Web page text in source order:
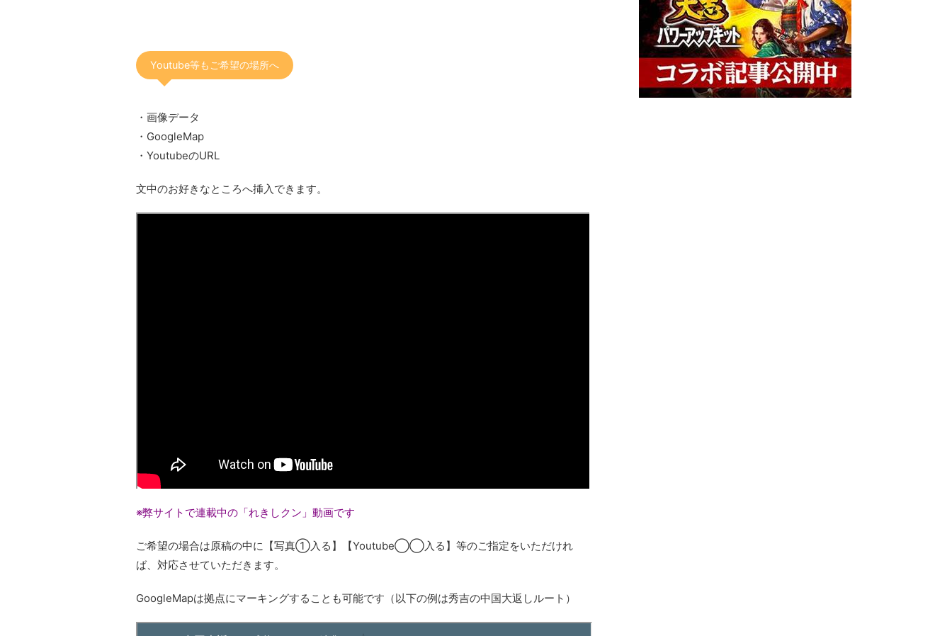
Youtube等もご希望の場所へ
・画像データ
・GoogleMap
・YoutubeのURL
文中のお好きなところへ挿入できます。
※弊サイトで連載中の「れきしクン」動画です
ご希望の場合は原稿の中に【写真①入る】【Youtube◯◯入る】等のご指定をいただけれ
ば、対応させていただきます。
GoogleMapは拠点にマーキングすることも可能です（以下の例は秀吉の中国大返しルート）